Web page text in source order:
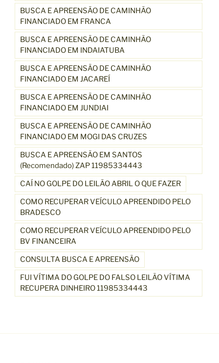
BUSCA E APREENSÃO DE CAMINHÃO
FINANCIADO EM FRANCA
BUSCA E APREENSÃO DE CAMINHÃO
FINANCIADO EM INDAIATUBA
BUSCA E APREENSÃO DE CAMINHÃO
FINANCIADO EM JACAREÍ
BUSCA E APREENSÃO DE CAMINHÃO
FINANCIADO EM JUNDIAI
BUSCA E APREENSÃO DE CAMINHÃO
FINANCIADO EM MOGI DAS CRUZES
BUSCA E APREENSÃO EM SANTOS
(Recomendado) ZAP 11985334443
CAÍ NO GOLPE DO LEILÃO ABRIL O QUE FAZER
COMO RECUPERAR VEÍCULO APREENDIDO PELO
BRADESCO
COMO RECUPERAR VEÍCULO APREENDIDO PELO
BV FINANCEIRA
CONSULTA BUSCA E APREENSÃO
FUI VÍTIMA DO GOLPE DO FALSO LEILÃO VÍTIMA
RECUPERA DINHEIRO 11985334443